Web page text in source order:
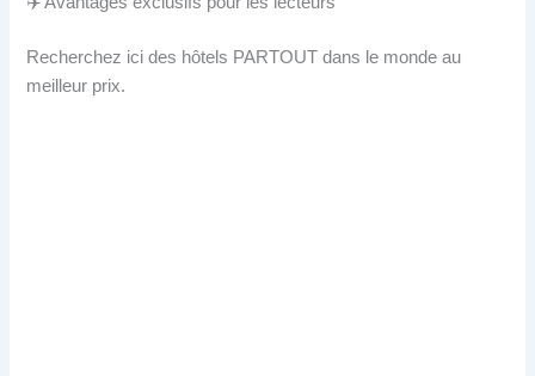
Recherchez ici des hôtels PARTOUT dans le monde au
meilleur prix.